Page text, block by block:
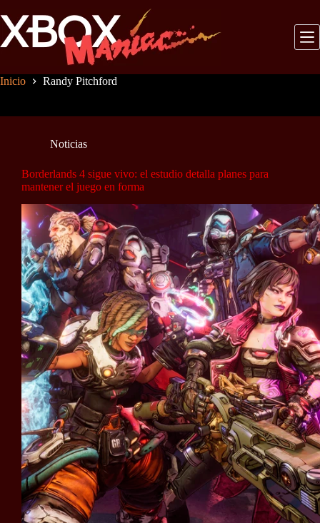
al
contenido
Inicio Randy Pitchford
Noticias
Borderlands 4 sigue vivo: el estudio detalla planes para
mantener el juego en forma